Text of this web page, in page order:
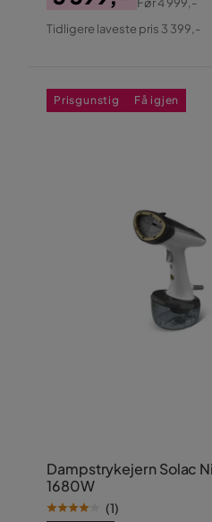
Pris
Original
Tidligere laveste pris 3 399,-
Dampstrykejern Solac
1680W
(1)
Prisgunstig Få igjen